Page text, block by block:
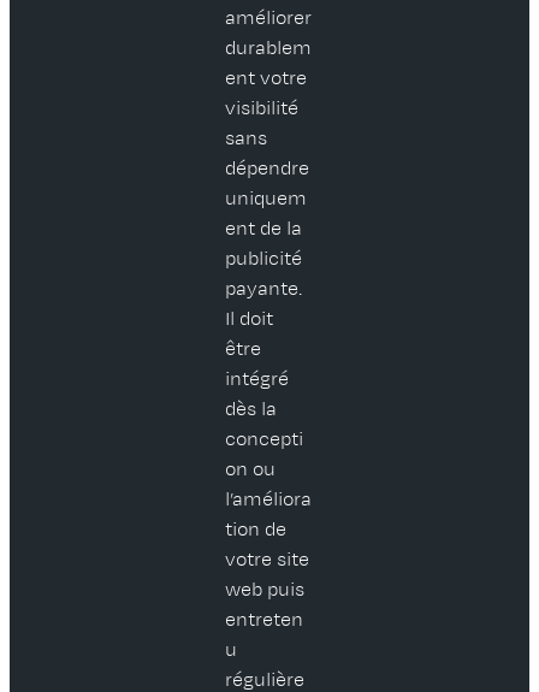
améliorer
durablem
ent votre
visibilité
sans
dépendre
uniquem
ent de la
publicité
payante.
Il doit
être
intégré
dès la
concepti
on ou
l’améliora
tion de
votre site
web puis
entreten
u
régulière